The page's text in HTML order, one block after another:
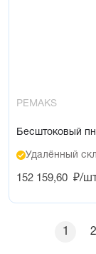
PEMAKS
Бесштоковый
Удалённый
152 159,60 ₽/
1 2